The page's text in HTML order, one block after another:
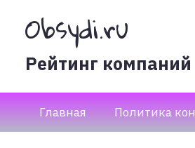
Obsydi.ru
Рейтинг компаний
Главная Политика